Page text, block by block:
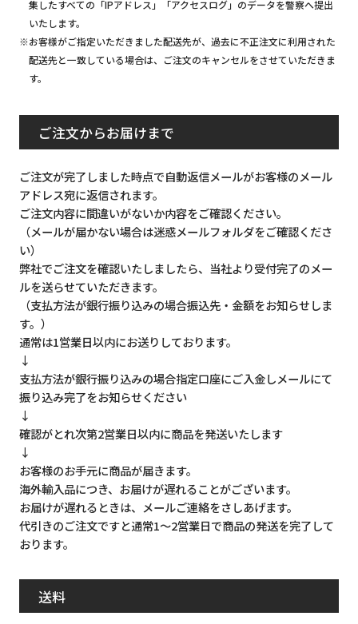
集したすべての「IPアドレス」「アクセスログ」のデータを警察へ提出
いたします。
※お客様がご指定いただきました配送先が、過去に不正注文に利用された
配送先と一致している場合は、ご注文のキャンセルをさせていただきま
す。
ご注文からお届けまで
ご注文が完了しました時点で自動返信メールがお客様のメール
アドレス宛に返信されます。
ご注文内容に間違いがないか内容をご確認ください。
（メールが届かない場合は迷惑メールフォルダをご確認くださ
い）
弊社でご注文を確認いたしましたら、当社より受付完了のメー
ルを送らせていただきます。
（支払方法が銀行振り込みの場合振込先・金額をお知らせしま
す。）
通常は1営業日以内にお送りしております。
↓
支払方法が銀行振り込みの場合指定口座にご入金しメールにて
振り込み完了をお知らせください
↓
確認がとれ次第2営業日以内に商品を発送いたします
↓
お客様のお手元に商品が届きます。
海外輸入品につき、お届けが遅れることがございます。
お届けが遅れるときは、メールご連絡をさしあげます。
代引きのご注文ですと通常1～2営業日で商品の発送を完了して
おります。
送料